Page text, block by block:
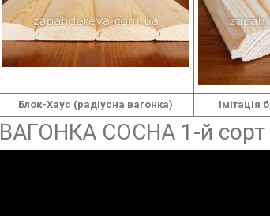
Блок-Хаус (радіусна вагонка) Імітація
СОСНА 1-й сорт